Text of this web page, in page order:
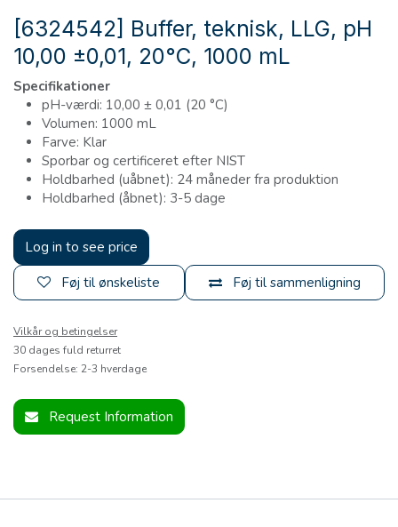
[6324542] Buffer, teknisk, LLG, pH
10,00 ±0,01, 20°C, 1000 mL
Specifikationer
pH-værdi: 10,00 ± 0,01 (20 °C)
Volumen: 1000 mL
Farve: Klar
Sporbar og certificeret efter NIST
Holdbarhed (uåbnet): 24 måneder fra produktion
Holdbarhed (åbnet): 3-5 dage
Log in to see price
Føj til sammenligning
Føj til ønskeliste
Vilkår og betingelser
30 dages fuld returret
Forsendelse: 2-3 hverdage
Request Information